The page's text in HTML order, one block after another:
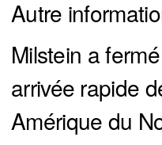
Autre
Milstein a
arrivée rapide
Amérique du